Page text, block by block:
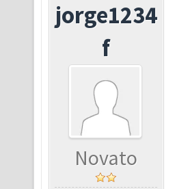
jorge1234
f
Novato